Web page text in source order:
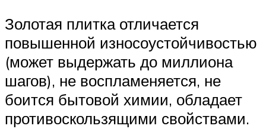
Золотая плитка отличается
повышенной износоустойчивостью
(может выдержать до миллиона
шагов), не воспламеняется, не
боится бытовой химии, обладает
противоскользящими свойствами.